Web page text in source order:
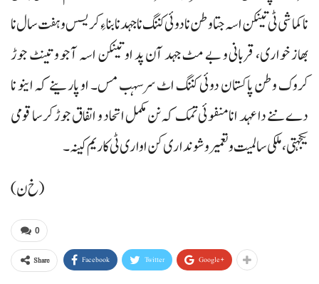
نا کماشی ٹی تینکن اسہ جتا وطن نا دوئی کننگ نا جہد نا بنا ءِ کریسس و ہفت سال نا
بھاز خواری، قربانی و بے مٹ جہد آن پد او تینکن اسہ آجو و تینٹ جوڑ
کروک وطن پاکستان دوئی کننگ اٹ سرسہب مس۔ او پارینے کہ اینو نا
دے ننے دا عہد انا منفوئی تمک کہ نن مکمل اتحاد و اتفاق جوڑ کرسا قومی
یکجہتی، ملکی سالمیت و تعمیر و شونداری کن اواری ٹی کاریم کینہ۔
(خ ن)
0
Share Facebook Twitter Google+